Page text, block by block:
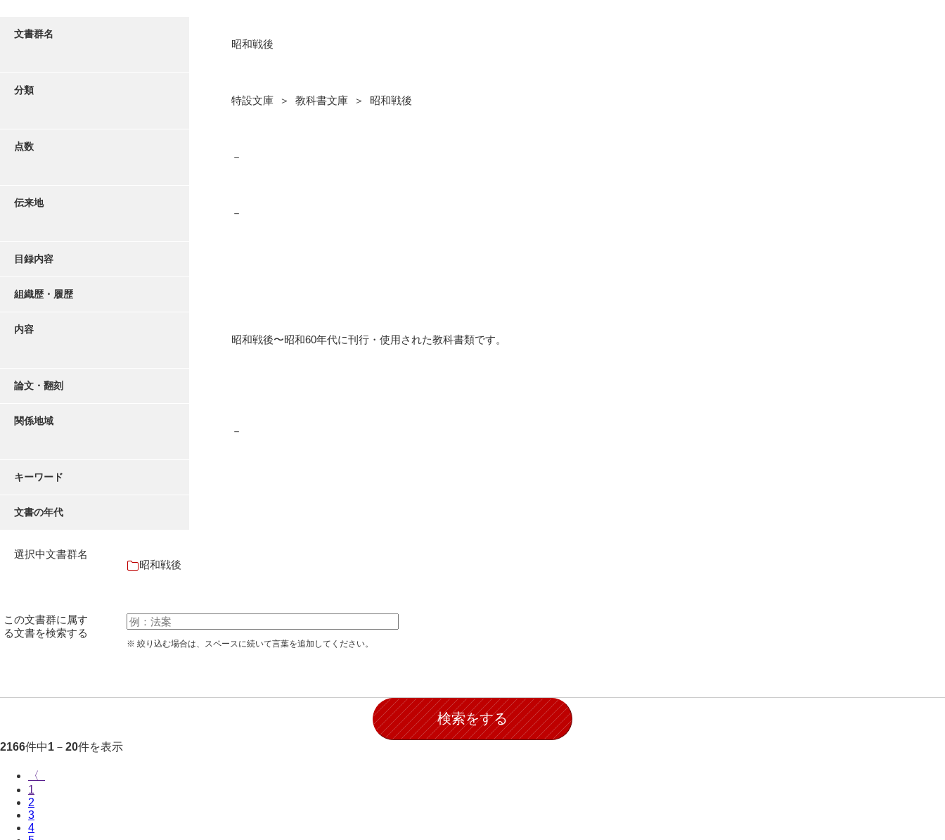
文書群名
昭和戦後
分類
特設文庫 ＞ 教科書文庫 ＞ 昭和戦後
点数
－
伝来地
－
目録内容
組織歴・履歴
内容
昭和戦後〜昭和60年代に刊行・使用された教科書類です。
論文・翻刻
関係地域
－
キーワード
文書の年代
選択中文書群名
昭和戦後
この文書群に属す
る文書を検索する
※ 絞り込む場合は、スペースに続いて言葉を追加してください。
2166件中1 － 20件を表示
〈
1
2
3
4